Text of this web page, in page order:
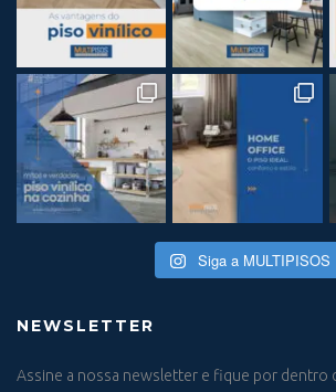
Siga a MULTIPISOS
NEWSLETTER
Assine a nossa newsletter e fique por dentro